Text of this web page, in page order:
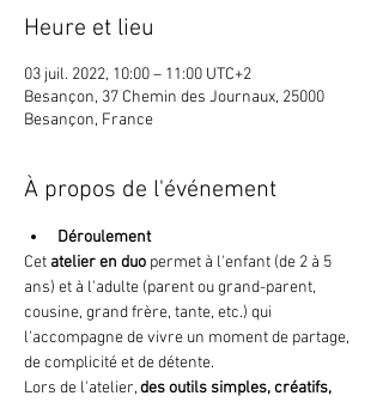
Heure et lieu
03 juil. 2022, 10:00 – 11:00 UTC+2
Besançon, 37 Chemin des Journaux, 25000
Besançon, France
À propos de l'événement
Déroulement
Cet atelier en duo permet à l'enfant (de 2 à 5
ans) et à l'adulte (parent ou grand-parent,
cousine, grand frère, tante, etc.) qui
l'accompagne de vivre un moment de partage,
de complicité et de détente.
Lors de l'atelier, des outils simples, créatifs,